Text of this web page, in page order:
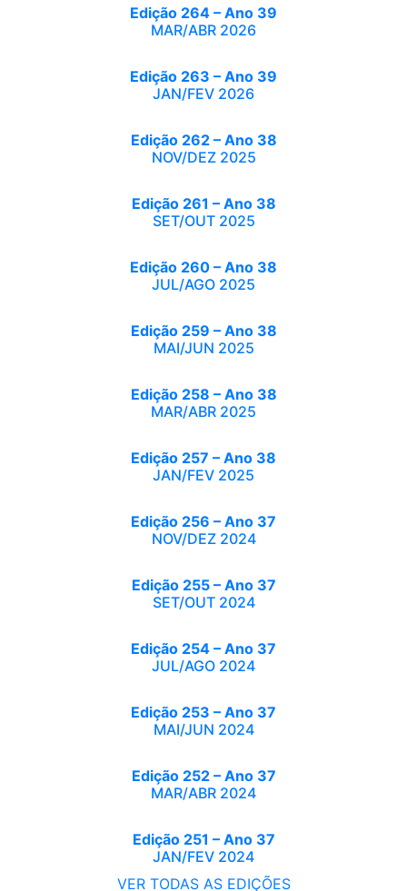
Edição 264 – Ano 39
MAR/ABR 2026
Edição 263 – Ano 39
JAN/FEV 2026
Edição 262 – Ano 38
NOV/DEZ 2025
Edição 261 – Ano 38
SET/OUT 2025
Edição 260 – Ano 38
JUL/AGO 2025
Edição 259 – Ano 38
MAI/JUN 2025
Edição 258 – Ano 38
MAR/ABR 2025
Edição 257 – Ano 38
JAN/FEV 2025
Edição 256 – Ano 37
NOV/DEZ 2024
Edição 255 – Ano 37
SET/OUT 2024
Edição 254 – Ano 37
JUL/AGO 2024
Edição 253 – Ano 37
MAI/JUN 2024
Edição 252 – Ano 37
MAR/ABR 2024
Edição 251 – Ano 37
JAN/FEV 2024
VER TODAS AS EDIÇÕES